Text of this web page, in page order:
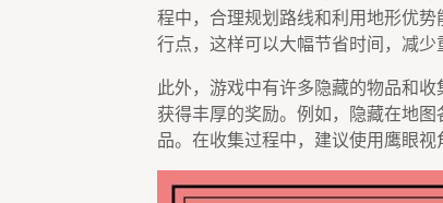
程中，合理规划路线和利用地形优
行点，这样可以大幅节省时间，减少
此外，游戏中有许多隐藏的物品和
获得丰厚的奖励。例如，隐藏在地
品。在收集过程中，建议使用鹰眼视